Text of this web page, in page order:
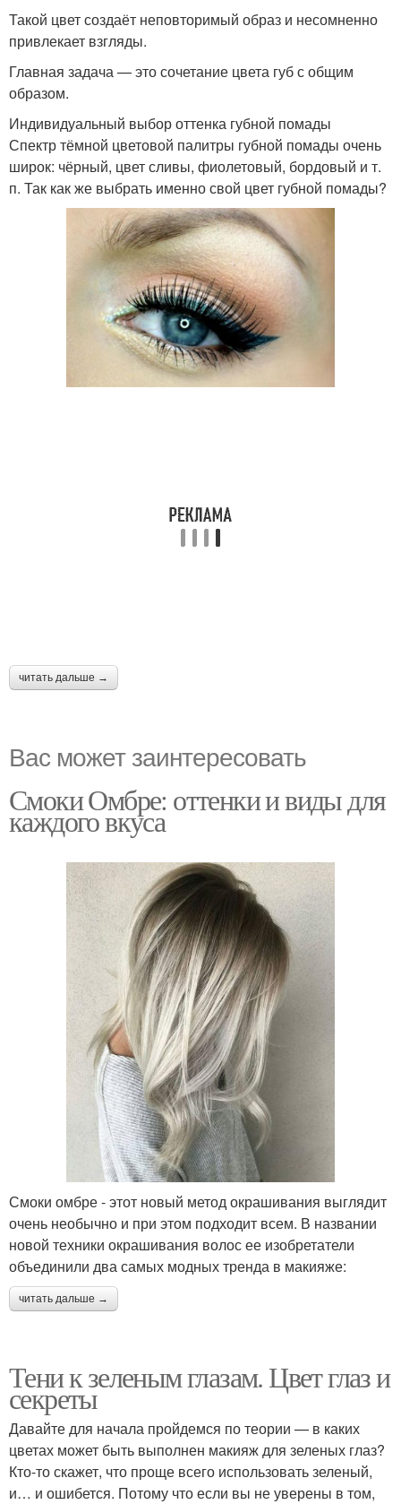
Такой цвет создаёт неповторимый образ и несомненно
привлекает взгляды.
Главная задача — это сочетание цвета губ с общим
образом.
Индивидуальный выбор оттенка губной помады
Спектр тёмной цветовой палитры губной помады очень
широк: чёрный, цвет сливы, фиолетовый, бордовый и т.
п. Так как же выбрать именно свой цвет губной помады?
читать дальше →
Вас может заинтересовать
Смоки Омбре: оттенки и виды для
каждого вкуса
Смоки омбре - этот новый метод окрашивания выглядит
очень необычно и при этом подходит всем. В названии
новой техники окрашивания волос ее изобретатели
объединили два самых модных тренда в макияже:
читать дальше →
Тени к зеленым глазам. Цвет глаз и
секреты
Давайте для начала пройдемся по теории — в каких
цветах может быть выполнен макияж для зеленых глаз?
Кто-то скажет, что проще всего использовать зеленый,
и… и ошибется. Потому что если вы не уверены в том,